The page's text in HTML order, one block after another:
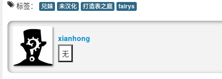
标签： 兄妹 未汉化 打造表之庭 fairys
xianhong
无